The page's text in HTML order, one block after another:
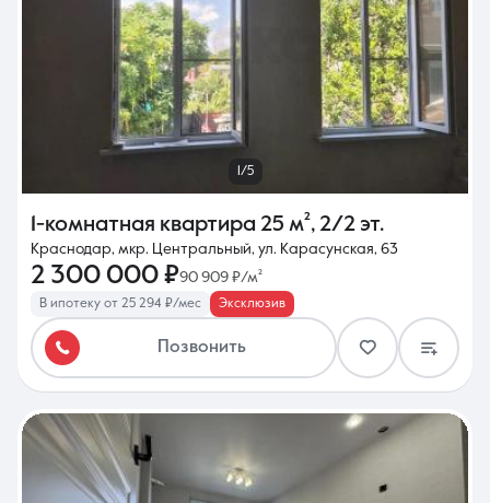
1/5
1-комнатная квартира 25 м², 2/2 эт.
Краснодар, мкр. Центральный, ул. Карасунская, 63
2 300 000 ₽90 909 ₽/м²
В ипотеку от 25 294 ₽/мес Эксклюзив
Позвонить